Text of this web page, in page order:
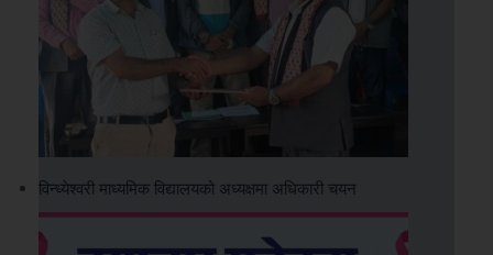
विन्ध्येश्वरी माध्यमिक विद्यालयको अध्यक्षमा अधिकारी चयन